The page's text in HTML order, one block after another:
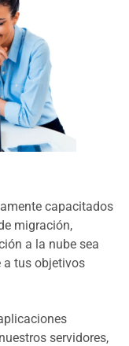
capacitados
migración,
a la nube sea
a tus objetivos
servidores,